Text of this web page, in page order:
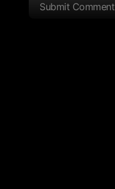
Submit Comment